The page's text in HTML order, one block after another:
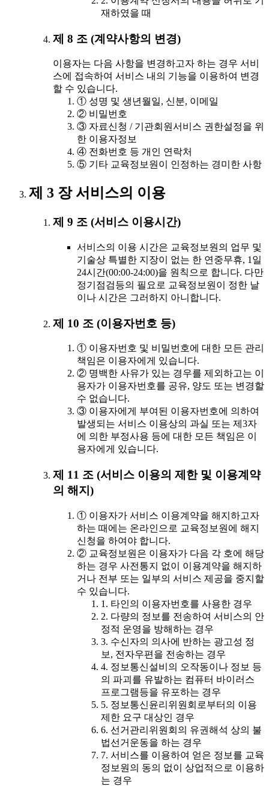
재하였을 때
제 8 조 (계약사항의 변경)
이용자는 다음 사항을 변경하고자 하는 경우 서비
스에 접속하여 서비스 내의 기능을 이용하여 변경
할 수 있습니다.
① 성명 및 생년월일, 신분, 이메일
② 비밀번호
③ 자료신청 / 기관회원서비스 권한설정을 위
한 이용자정보
④ 전화번호 등 개인 연락처
⑤ 기타 교육정보원이 인정하는 경미한 사항
제 3 장 서비스의 이용
제 9 조 (서비스 이용시간)
서비스의 이용 시간은 교육정보원의 업무 및
기술상 특별한 지장이 없는 한 연중무휴, 1일
24시간(00:00-24:00)을 원칙으로 합니다. 다만
정기점검등의 필요로 교육정보원이 정한 날
이나 시간은 그러하지 아니합니다.
제 10 조 (이용자번호 등)
① 이용자번호 및 비밀번호에 대한 모든 관리
책임은 이용자에게 있습니다.
② 명백한 사유가 있는 경우를 제외하고는 이
용자가 이용자번호를 공유, 양도 또는 변경할
수 없습니다.
③ 이용자에게 부여된 이용자번호에 의하여
발생되는 서비스 이용상의 과실 또는 제3자
에 의한 부정사용 등에 대한 모든 책임은 이
용자에게 있습니다.
제 11 조 (서비스 이용의 제한 및 이용계약
의 해지)
① 이용자가 서비스 이용계약을 해지하고자
하는 때에는 온라인으로 교육정보원에 해지
신청을 하여야 합니다.
② 교육정보원은 이용자가 다음 각 호에 해당
하는 경우 사전통지 없이 이용계약을 해지하
거나 전부 또는 일부의 서비스 제공을 중지할
수 있습니다.
1. 타인의 이용자번호를 사용한 경우
2. 다량의 정보를 전송하여 서비스의 안
정적 운영을 방해하는 경우
3. 수신자의 의사에 반하는 광고성 정
보, 전자우편을 전송하는 경우
4. 정보통신설비의 오작동이나 정보 등
의 파괴를 유발하는 컴퓨터 바이러스
프로그램등을 유포하는 경우
5. 정보통신윤리위원회로부터의 이용
제한 요구 대상인 경우
6. 선거관리위원회의 유권해석 상의 불
법선거운동을 하는 경우
7. 서비스를 이용하여 얻은 정보를 교육
정보원의 동의 없이 상업적으로 이용하
는 경우